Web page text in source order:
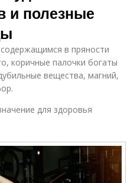
и полезные
в пряности
коричные палочки богаты
вещества, магний,
для здоровья